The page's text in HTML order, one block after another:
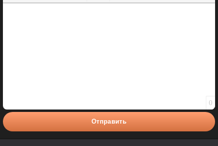
Полужирный
КурсивПодчеркнутый
ЗачеркнутыйВставить смайлик
Вставка цитаты
Вставка спойлера
0
Отправить